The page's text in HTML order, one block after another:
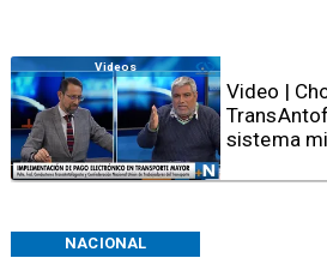
NACIONAL
Videos
Video |
sistema